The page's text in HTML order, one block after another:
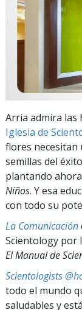
Arria admira las
Iglesia de
flores necesitan
semillas del
plantando
Niños. Y esa
con todo su
La Comunicación
Scientology por
El Manual de
Scientologists
todo el mundo
saludables y